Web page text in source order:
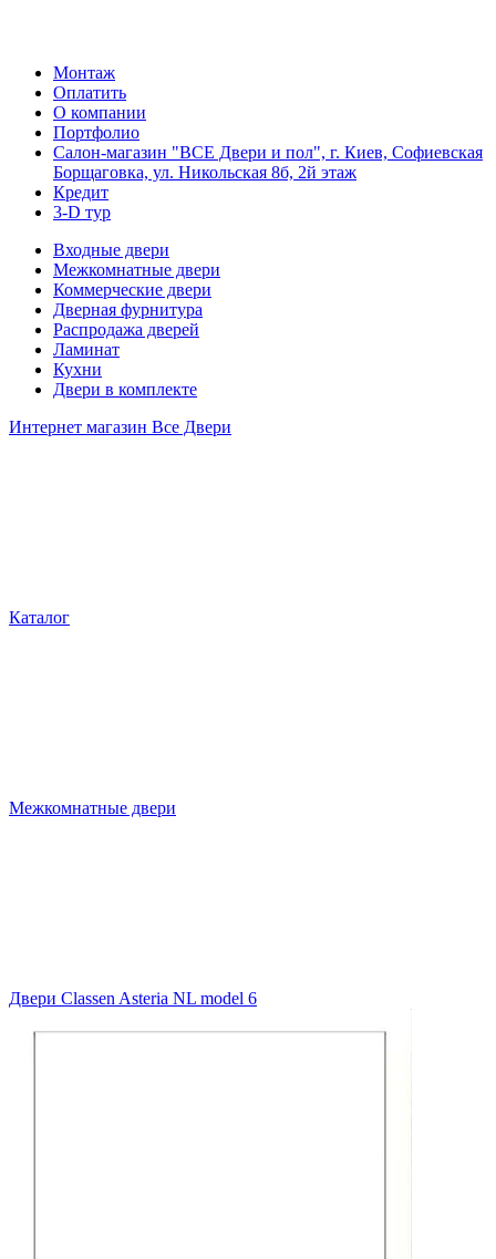
Монтаж
Оплатить
О компании
Портфолио
Салон-магазин "ВСЕ Двери и пол", г. Киев, Софиевская
Борщаговка, ул. Никольская 8б, 2й этаж
Кредит
3-D тур
Входные двери
Межкомнатные двери
Коммерческие двери
Дверная фурнитура
Распродажа дверей
Ламинат
Кухни
Двери в комплекте
Интернет магазин Все Двери
Каталог
Межкомнатные двери
Двери Classen Asteria NL model 6